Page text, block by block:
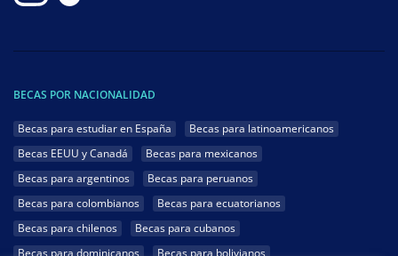
BECAS POR NACIONALIDAD
Becas para estudiar en España
Becas para latinoamericanos
Becas EEUU y Canadá
Becas para mexicanos
Becas para argentinos
Becas para peruanos
Becas para colombianos
Becas para ecuatorianos
Becas para chilenos
Becas para cubanos
Becas para dominicanos
Becas para bolivianos